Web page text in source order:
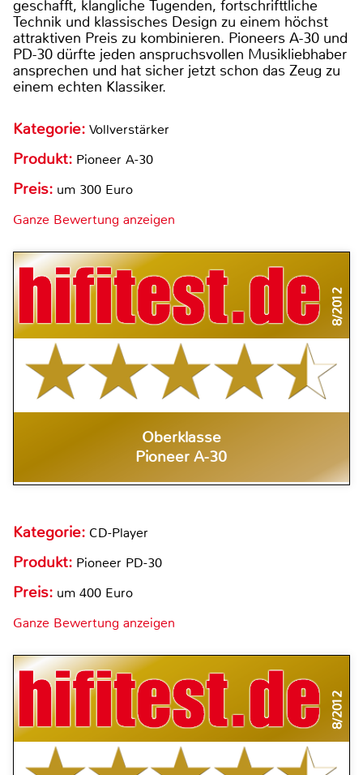
geschafft, klangliche Tugenden, fortschrifttliche
Technik und klassisches Design zu einem höchst
attraktiven Preis zu kombinieren. Pioneers A-30 und
PD-30 dürfte jeden anspruchsvollen Musikliebhaber
ansprechen und hat sicher jetzt schon das Zeug zu
einem echten Klassiker.
Kategorie: Vollverstärker
Produkt: Pioneer A-30
Preis: um 300 Euro
Ganze Bewertung anzeigen
8/2012
Oberklasse
Pioneer A-30
Kategorie: CD-Player
Produkt: Pioneer PD-30
Preis: um 400 Euro
Ganze Bewertung anzeigen
8/2012